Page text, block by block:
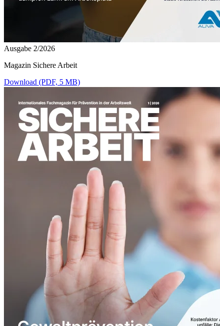
Ausgabe 2/2026
Magazin Sichere Arbeit
Download (PDF, 5 MB)